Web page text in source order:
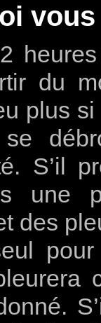
du
plus
S’il
une
des